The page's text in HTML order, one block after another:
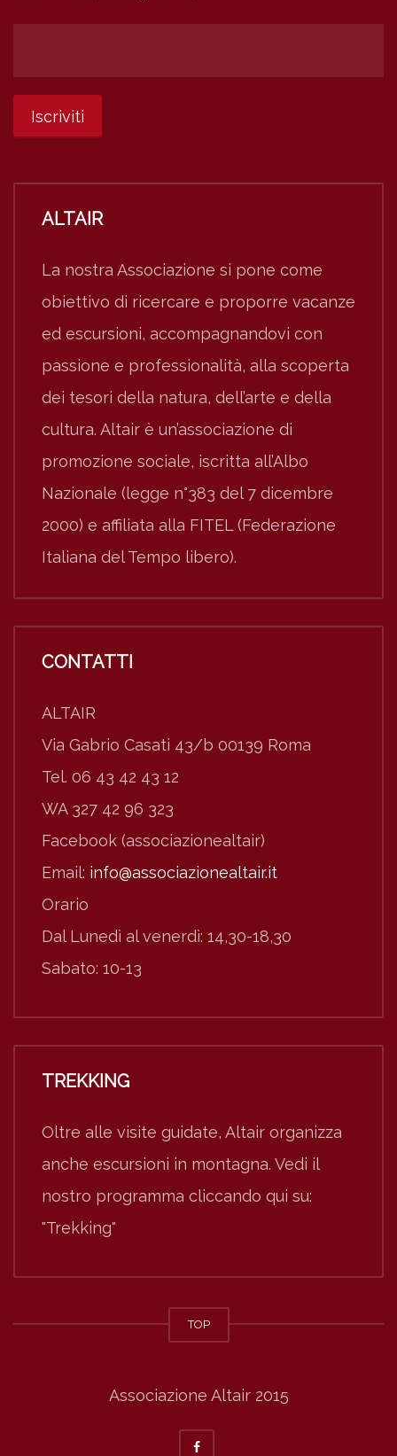
ALTAIR
La nostra Associazione si pone come
obiettivo di ricercare e proporre vacanze
ed escursioni, accompagnandovi con
passione e professionalità, alla scoperta
dei tesori della natura, dell’arte e della
cultura. Altair è un’associazione di
promozione sociale, iscritta all’Albo
Nazionale (legge n°383 del 7 dicembre
2000) e affiliata alla FITEL (Federazione
Italiana del Tempo libero).
CONTATTI
ALTAIR
Via Gabrio Casati 43/b 00139 Roma
Tel. 06 43 42 43 12
WA 327 42 96 323
Facebook (associazionealtair)
Email: info@associazionealtair.it
Orario
Dal Lunedì al venerdì: 14,30-18,30
Sabato: 10-13
TREKKING
Oltre alle visite guidate, Altair organizza
anche escursioni in montagna. Vedi il
nostro programma cliccando qui su:
"Trekking"
TOP
Associazione Altair 2015